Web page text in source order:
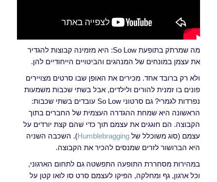
מה שמרתק בתופעת So Low: היא מזמינה קבוצות להגדיר
את עצמן במונחים של המנהגים והביטויים הייחודיים להן.
ולא רק ברובד אחד. מכירים את האופן שבו סרטים מצויירים
פונים בו זמנית להורים ולילדים, אבל בשתי שכבות משמעות
נפרדות לגמרי? גם סרטוני So Low עובדים בשתי שכבות:
הראשונה היא שמחת ההגדרה העצמית של החברים בתוך
הקבוצה. הם חוגגים את עצמם תוך כדי שהם קצת יורדים על
עצמם (סוג משוכלל של Humblebragging). השכבה השניה
היא הברושור לזרים שמנסים להכיר את הקבוצה.
במהירות מסחררת התופעה התפשטה גם לתחום הארגוני,
וכל ארגון, גף ומחלקה, הפיקו לעצמם סרט סו לואו קטן על